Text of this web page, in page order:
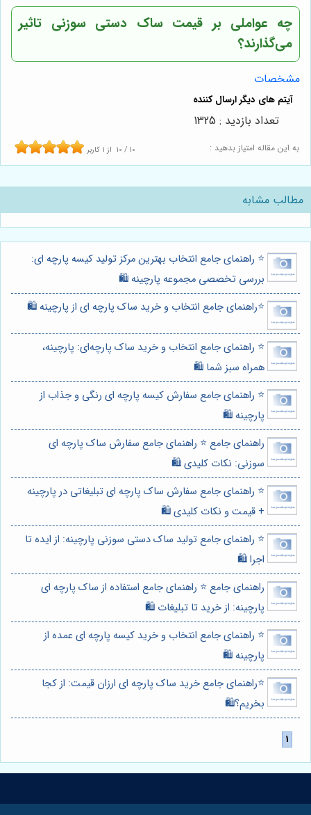
چه عواملی بر قیمت ساک دستی سوزنی تاثیر
می‌گذارند؟
مشخصات
به این مقاله امتیاز بدهید : 10 / 10 از 1 کاربر
تعداد بازدید : 1325
مطالب مشابه
⭐️ راهنمای جامع انتخاب بهترین مرکز تولید کیسه پارچه ای:
بررسی تخصصی مجموعه پارچینه 🛍️
⭐️راهنمای جامع انتخاب و خرید ساک پارچه ای از پارچینه 🛍️
⭐️ راهنمای جامع انتخاب و خرید ساک پارچه‌ای: پارچینه،
همراه سبز شما 🛍️
⭐️ راهنمای جامع سفارش کیسه پارچه ای رنگی و جذاب از
پارچینه 🛍️
راهنمای جامع ⭐️ راهنمای جامع سفارش ساک پارچه ای
سوزنی: نکات کلیدی 🛍️
⭐️ راهنمای جامع سفارش ساک پارچه ای تبلیغاتی در پارچینه
+ قیمت و نکات کلیدی 🛍️
⭐️ راهنمای جامع تولید ساک دستی سوزنی پارچینه: از ایده تا
اجرا 🛍️
راهنمای جامع ⭐️ راهنمای جامع استفاده از ساک پارچه ای
پارچینه: از خرید تا تبلیغات 🛍️
⭐️ راهنمای جامع انتخاب و خرید کیسه پارچه ای عمده از
پارچینه 🛍️
⭐️راهنمای جامع خرید ساک پارچه ای ارزان قیمت: از کجا
بخریم؟🛍️